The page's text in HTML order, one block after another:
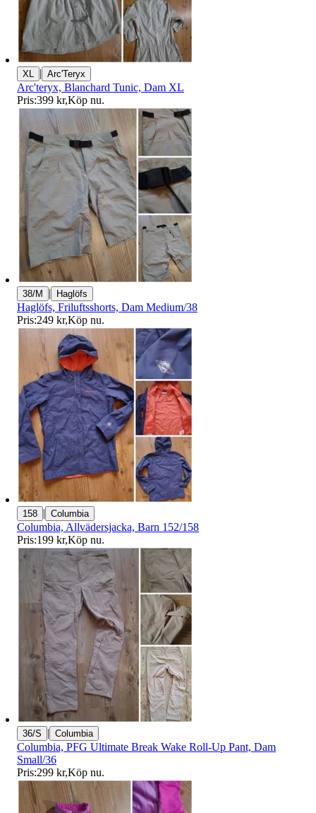
XL | Arc'Teryx
Arc'teryx, Blanchard Tunic, Dam XL
Pris:399 kr,Köp nu.
38/M | Haglöfs
Haglöfs, Friluftsshorts, Dam Medium/38
Pris:249 kr,Köp nu.
158 | Columbia
Columbia, Allvädersjacka, Barn 152/158
Pris:199 kr,Köp nu.
36/S | Columbia
Columbia, PFG Ultimate Break Wake Roll-Up Pant, Dam
Small/36
Pris:299 kr,Köp nu.